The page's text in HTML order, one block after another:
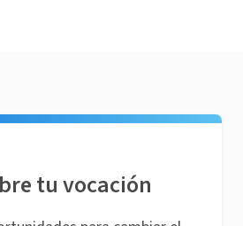
tu vocación